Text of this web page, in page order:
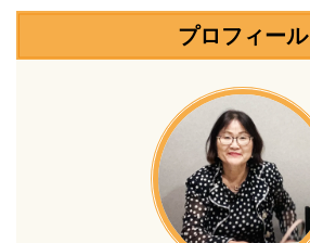
プロフィール